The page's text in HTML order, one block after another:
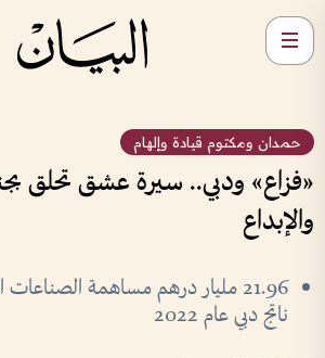
حمدان ومكتوم قيادة وإلهام
«فزاع» ودبي.. سيرة عشق تحلق
والإبداع
21.96 مليار درهم مساهمة الصناعات
ناتج دبي عام 2022